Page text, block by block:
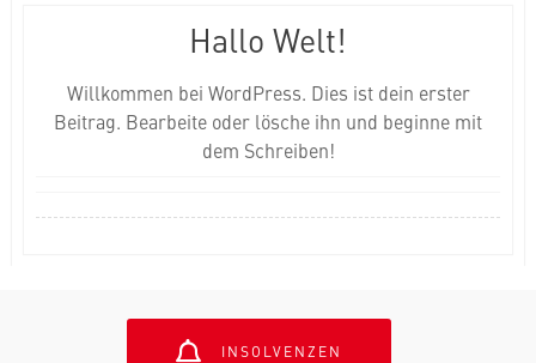
Hallo Welt!
Willkommen bei WordPress. Dies ist dein erster
Beitrag. Bearbeite oder lösche ihn und beginne mit
dem Schreiben!
INSOLVENZEN